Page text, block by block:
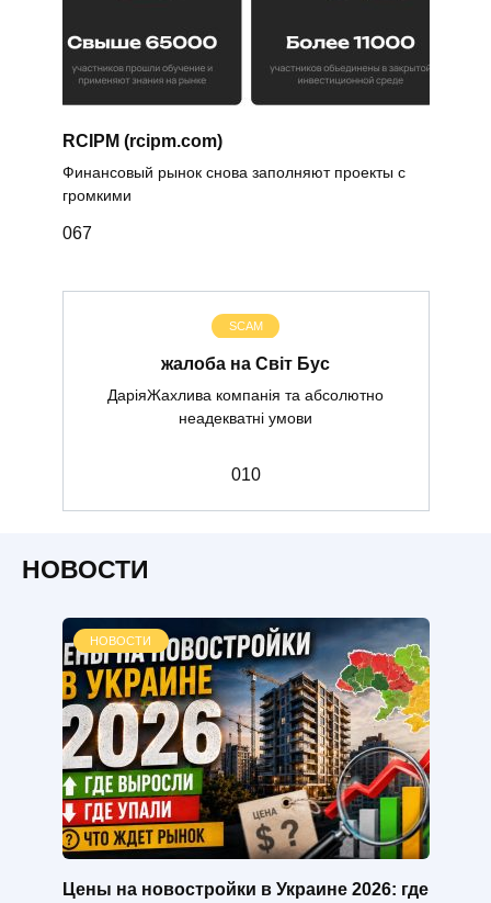
RCIPM (rcipm.com)
Финансовый рынок снова заполняют проекты с
громкими
067
SCAM
жалоба на Світ Бус
ДаріяЖахлива компанія та абсолютно
неадекватні умови
010
НОВОСТИ
НОВОСТИ
Цены на новостройки в Украине 2026: где